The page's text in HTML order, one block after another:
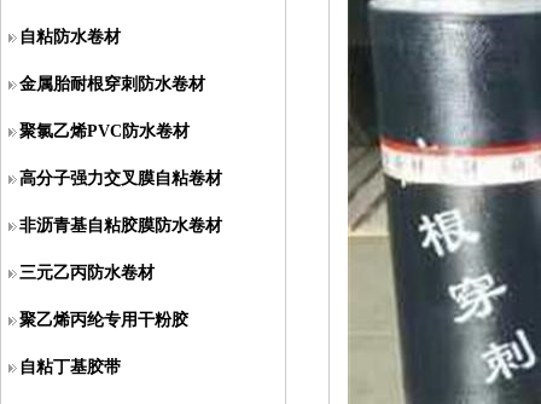
自粘防水卷材
金属胎耐根穿刺防水卷材
聚氯乙烯PVC防水卷材
高分子强力交叉膜自粘卷材
非沥青基自粘胶膜防水卷材
三元乙丙防水卷材
聚乙烯丙纶专用干粉胶
自粘丁基胶带